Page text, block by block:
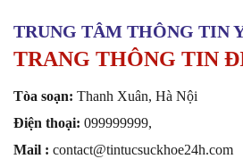
TRUNG TÂM THÔNG TIN
TRANG THÔNG TIN
Tòa soạn: Thanh Xuân, Hà Nội
Điện thoại: 099999999,
Mail : contact@tintucsuckhoe24h.com